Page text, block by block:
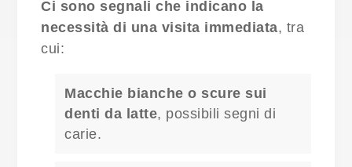
Ci sono segnali che indicano la
necessità di una visita immediata, tra
cui:
Macchie bianche o scure sui
denti da latte, possibili segni di
carie.